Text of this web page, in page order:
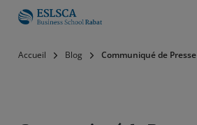
Accueil Blog Communiqué de Presse